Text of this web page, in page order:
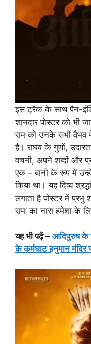
इस ट्रैक के साथ पैन-
शानदार पोस्टर को भी
राम को उनके सभी वैभव
है। राघव के गुणों,
वचनी, अपने शब्दों और
एक – बानी के रूप में
किया था। यह दिव्य
लगाता है पोस्टर में प्रभु
राम’ का नारा हमेशा के
यह भी पढ़ें – आदिपुरुष के
के कर्मघाट हनुमान मंदिर